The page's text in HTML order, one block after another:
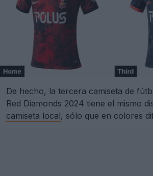
De hecho, la tercera camiseta de
Red Diamonds 2024 tiene el mismo
camiseta local, sólo que en colores